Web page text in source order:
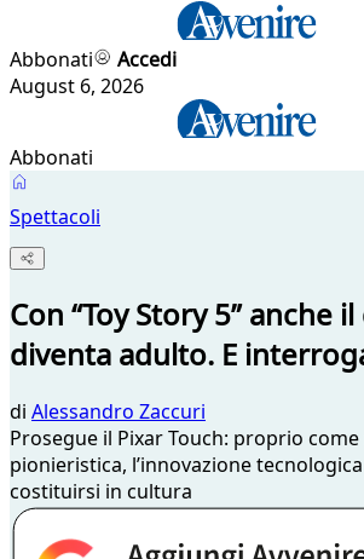
Abbonati
Accedi
August 6, 2026
Abbonati
Spettacoli
Con “Toy Story 5” anche
diventa adulto. E
di Alessandro Zaccuri
Prosegue il Pixar Touch: proprio
pionieristica, l’innovazione
costituirsi in cultura